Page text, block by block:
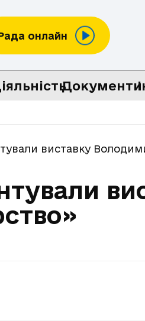
онлайн
Документи
виставку